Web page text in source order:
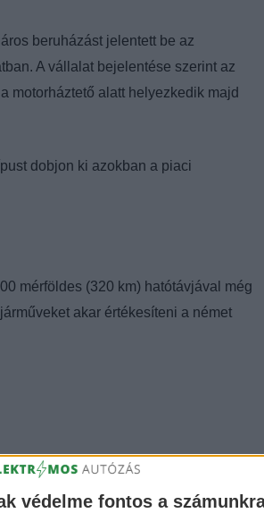
védelme fontos a
beruházást jelentett be az
A vállalat bejelentése szerint az
motorháztető alatt helyezkedik majd
dobjon ki azokban a piaci
mérföldes (320 km) hatótávjával még
akar értékesíteni a német